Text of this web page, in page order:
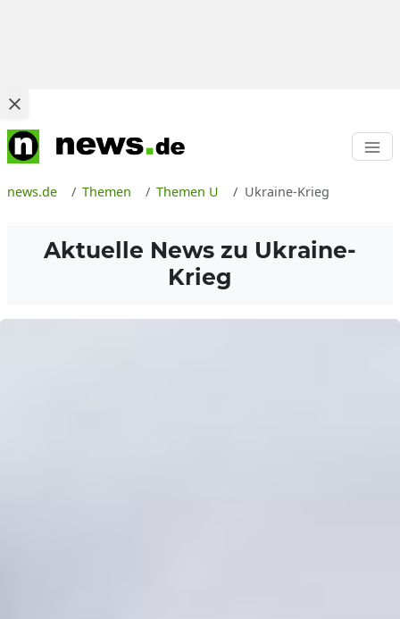
news.de Themen Themen U Ukraine-Krieg
Aktuelle News zu Ukraine-
Krieg